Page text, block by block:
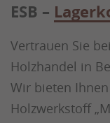
ESB –
Vertrauen Sie
Holzhandel in
Wir bieten
Holzwerkstoff